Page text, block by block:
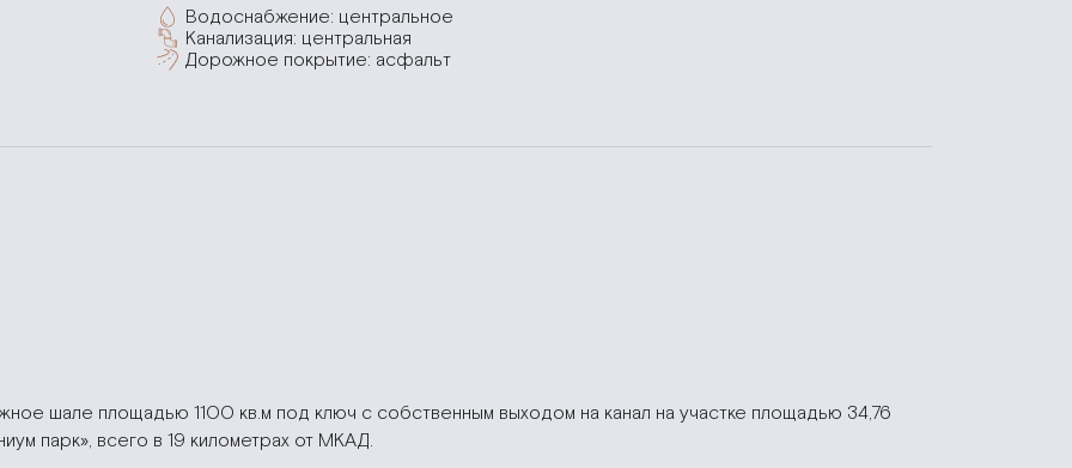
Водоснабжение: центральное
Канализация: центральная
Дорожное покрытие: асфальт
шале площадью 1100 кв.м под ключ с собственным выходом на канал на участке площадью 34,76
парк», всего в 19 километрах от МКАД.